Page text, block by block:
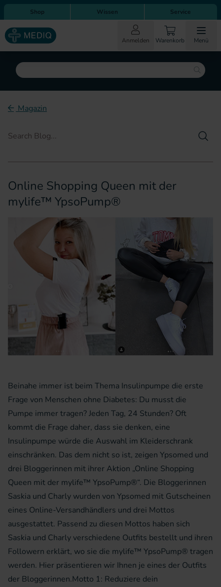
Direkt zum Inhalt
Direkt zur Hauptnavigation
Shop Wissen Service
Anmelden Warenkorb Menü
Suche
Magazin
Online Shopping Queen mit der
mylife™ YpsoPump®
Beinahe immer ist beim Thema Insulinpumpe die erste
Frage von Menschen ohne Diabetes: Du musst die
Pumpe immer tragen? Jeden Tag, 24 Stunden? Oft
kommt die Frage daher, dass sie denken, eine
Insulinpumpe würde die Auswahl im Kleiderschrank
einschränken. Das dem nicht so ist, zeigen Ypsomed und
drei Bloggerinnen mit ihrer Aktion „Online Shopping
Queen mit der mylife™ YpsoPump®“. Die Bloggerinnen
Saskia und Charly wurden von Ypsomed mit Gutscheinen
eines Online-Versandhändlers und drei Mottos
ausgestattet. Passend zu diesen Mottos haben sich
Saskia und Charly verschiedene Outfits bestellt und ihren
Followern erklärt, wo sie die mylife™ YpsoPump® tragen
werden. Hier präsentieren wir Ihnen je eines der Outfits
der Bloggerinnen.Motto 1: Reduziere dein